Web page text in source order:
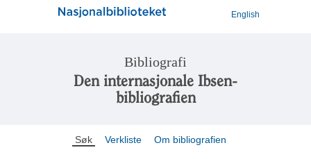
English
Bibliografi
Den internasjonale Ibsen-
bibliografien
Søk Verkliste Om bibliografien